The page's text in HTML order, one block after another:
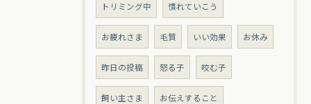
トリミング中 慣れていこう
お疲れさま 毛質 いい効果 お休み
昨日の投稿 怒る子 咬む子
飼い主さま お伝えすること